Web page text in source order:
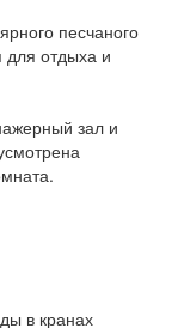
песчаного
для отдыха и
зал и
в кранах